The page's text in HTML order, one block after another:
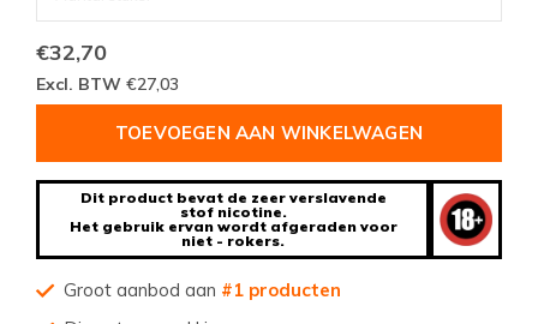
€32,70
Excl. BTW €27,03
TOEVOEGEN AAN WINKELWAGEN
Dit product bevat de zeer verslavende
stof nicotine.
Het gebruik ervan wordt afgeraden voor
niet - rokers.
Groot aanbod aan #1 producten